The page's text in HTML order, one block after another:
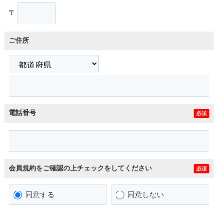
〒
ご住所
電話番号 必須
会員規約をご確認の上チェックをしてください 必須
同意する 同意しない